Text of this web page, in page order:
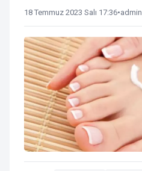
18 Temmuz 2023 Salı 17:36•admin